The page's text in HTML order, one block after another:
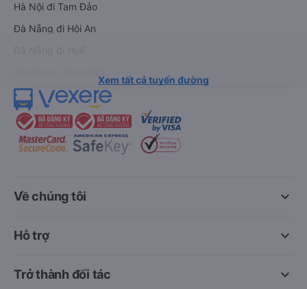
Hà Nội đi Tam Đảo
Đà Nẵng đi Hội An
Xem tất cả tuyến đường
keyboard_arrow_down
Về chúng tôi
keyboard_arrow_down
Hỗ trợ
keyboard_arrow_down
Trở thành đối tác